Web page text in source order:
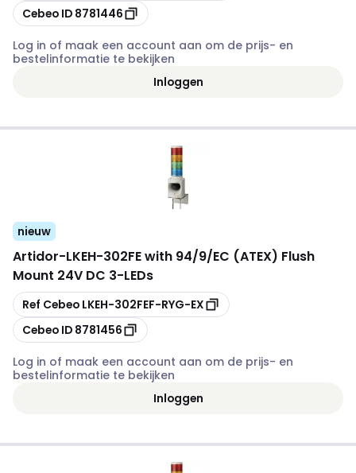
Kopiëren
Cebeo ID 8781446
Log in of maak een account aan om de prijs- en
bestelinformatie te bekijken
Inloggen
nieuw
Artidor-LKEH-302FE with 94/9/EC (ATEX) Flush
Mount 24V DC 3-LEDs
Kopiëren
Ref Cebeo LKEH-302FEF-RYG-EX
Kopiëren
Cebeo ID 8781456
Log in of maak een account aan om de prijs- en
bestelinformatie te bekijken
Inloggen